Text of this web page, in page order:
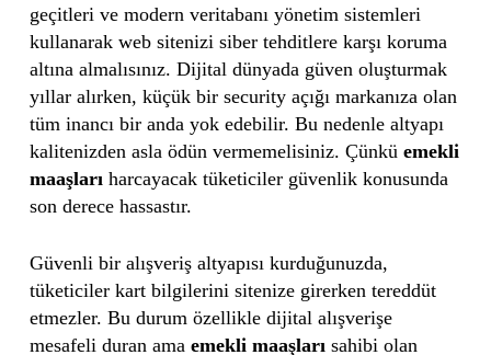
geçitleri ve modern veritabanı yönetim sistemleri
kullanarak web sitenizi siber tehditlere karşı koruma
altına almalısınız. Dijital dünyada güven oluşturmak
yıllar alırken, küçük bir security açığı markanıza olan
tüm inancı bir anda yok edebilir. Bu nedenle altyapı
kalitenizden asla ödün vermemelisiniz. Çünkü emekli
maaşlarıharcayacak tüketiciler güvenlik konusunda
son derece hassastır.
Güvenli bir alışveriş altyapısı kurduğunuzda,
tüketiciler kart bilgilerini sitenize girerken tereddüt
etmezler. Bu durum özellikle dijital alışverişe
mesafeli duran ama emekli maaşlarısahibi olan